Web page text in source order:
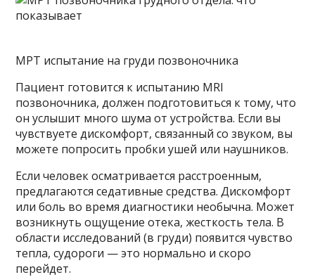
МРТ испытание на груди позвоночника
Пациент готовится к испытанию MRI
позвоночника, должен подготовиться к тому, что
он услышит много шума от устройства. Если вы
чувствуете дискомфорт, связанный со звуком, вы
можете попросить пробки ушей или наушников.
Если человек осматривается расстроенным,
предлагаются седативные средства. Дискомфорт
или боль во время диагностики необычна. Может
возникнуть ощущение отека, жесткость тела. В
области исследований (в груди) появится чувство
тепла, судороги — это нормально и скоро
перейдет.